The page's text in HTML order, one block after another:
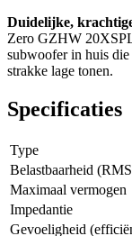
Duidelijke,
Zero GZHW
subwoofer in huis
strakke lage tonen.
Specificaties
Type
Belastbaarheid
Maximaal vermogen
Impedantie
Gevoeligheid